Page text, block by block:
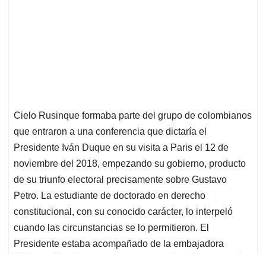
Cielo Rusinque formaba parte del grupo de colombianos
que entraron a una conferencia que dictaría el
Presidente Iván Duque en su visita a Paris el 12 de
noviembre del 2018, empezando su gobierno, producto
de su triunfo electoral precisamente sobre Gustavo
Petro. La estudiante de doctorado en derecho
constitucional, con su conocido carácter, lo interpeló
cuando las circunstancias se lo permitieron. El
Presidente estaba acompañado de la embajadora